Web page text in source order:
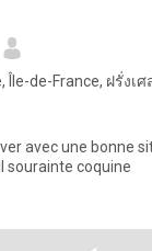
Île-de-France, ฝรั่งเศ
avec une bonne
sourainte coquine